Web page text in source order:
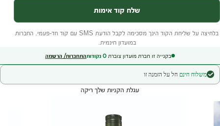
בקנייה זו חברת מועדון צוברת 0 נקודותהתחברות/ הרשמה
משלוח חינם חל על הזמנה זו
עגלת הקניות שלך ריקה